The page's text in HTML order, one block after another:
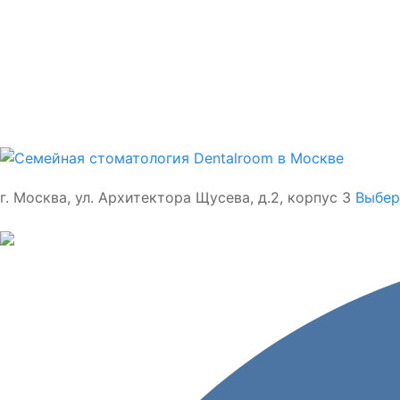
г. Москва, ул. Архитектора Щусева, д.2, корпус 3